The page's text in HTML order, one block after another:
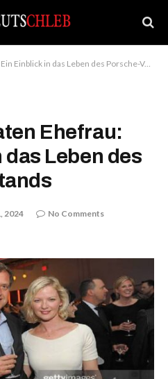
in das Leben des Porsche-Vorstands
Ehefrau:
Leben des
2024
No Comments